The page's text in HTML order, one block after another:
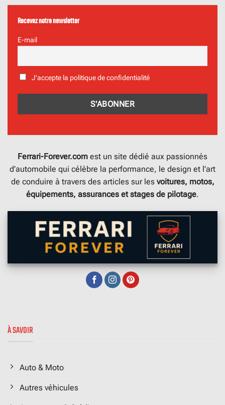
Recevez notre newsletter
E-mail
J'accepte la politique de confidentialité
Ferrari-Forever.com est un site dédié aux passionnés
d’automobile qui célèbre la performance, le design et l’art
de conduire à travers des articles sur les voitures, motos,
équipements, assurances et stages de pilotage.
À SAVOIR
Auto & Moto
Autres véhicules